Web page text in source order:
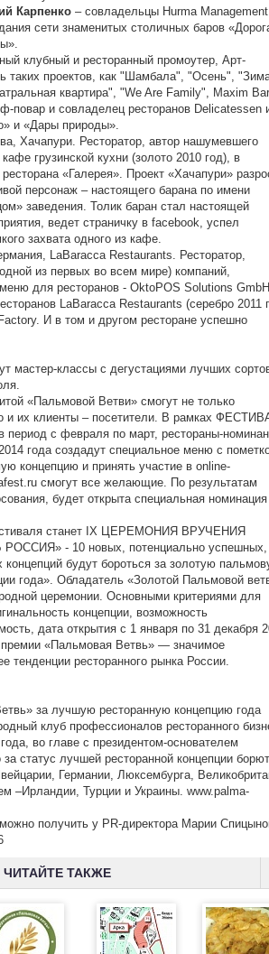
Карпенко – совладельцы Hurma Management
сети знаменитых столичных баров
клубный и ресторанный промоутер, Арт-
таких проектов, как "Шамбала", "Осень",
квартира", "We Are Family", Maxim
повар и совладелец ресторанов Delicatessen
и «Дары природы».
Хачапури. Ресторатор, автор нашумевшего
грузинской кухни (золото 2010 год), в
«Галерея». Проект «Хачапури»
персонаж – настоящего барана по имени
заведения. Толик баран стал настоящей
ведет страничку в facebook, успел
захвата одного из кафе.
LaBaracca Restaurants. Ресторатор,
из первых во всем мире) компаний,
для ресторанов - OktoPOS Solutions
LaBaracca Restaurants (серебро 2011
И в том и другом ресторане успешно
мастер-классы с дегустациями лучших
«Пальмовой Ветви» смогут не только
и их клиенты – посетители. В рамках
с февраля по март, рестораны-
года создадут специальное меню с
концепцию и принять участие в online-
смогут все желающие. По результатам
будет открыта специальная номинация
станет IX ЦЕРЕМОНИЯ ВРУЧЕНИЯ
- 10 новых, потенциально успешных,
концепций будут бороться за золотую
года». Обладатель «Золотой Пальмовой
церемонии. Основными критериями для
концепции, возможность
дата открытия с 1 января по 31 декабря
«Пальмовая Ветвь» — значимое
тенденции ресторанного рынка России.
за лучшую ресторанную концепцию года
клуб профессионалов ресторанного
во главе с президентом-основателем
статус лучшей ресторанной концепции
Германии, Люксембурга,
–Ирландии, Турции и Украины. www.palma-
получить у PR-директора Марии
ЧИТАЙТЕ ТАКЖЕ